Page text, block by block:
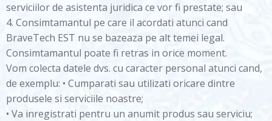
serviciilor de asistenta juridica ce vor fi prestate; sau
4. Consimtamantul pe care il acordati atunci cand
BraveTech EST nu se bazeaza pe alt temei legal.
Consimtamantul poate fi retras in orice moment.
Vom colecta datele dvs. cu caracter personal atunci cand,
de exemplu: • Cumparati sau utilizati oricare dintre
produsele si serviciile noastre;
• Va inregistrati pentru un anumit produs sau serviciu;